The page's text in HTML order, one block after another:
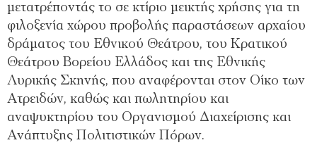
μετατρέποντάς το σε κτίριο μεικτής χρήσης για τη
φιλοξενία χώρου προβολής παραστάσεων αρχαίου
δράματος του Εθνικού Θεάτρου, του Κρατικού
Θεάτρου Βορείου Ελλάδος και της Εθνικής
Λυρικής Σκηνής, που αναφέρονται στον Οίκο των
Ατρειδών, καθώς και πωλητηρίου και
αναψυκτηρίου του Οργανισμού Διαχείρισης και
Ανάπτυξης Πολιτιστικών Πόρων.